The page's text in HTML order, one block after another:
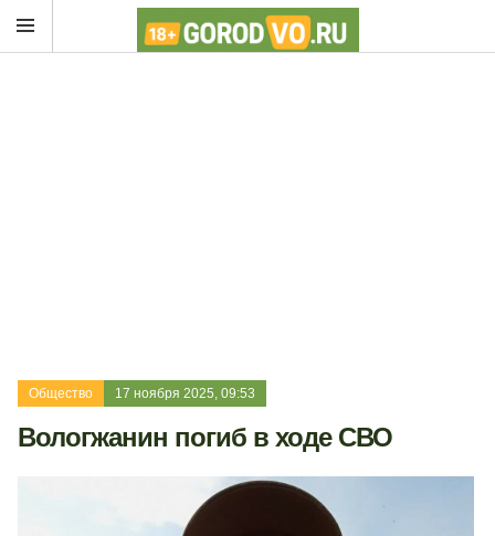
Общество 17 ноября 2025, 09:53
Вологжанин погиб в ходе СВО